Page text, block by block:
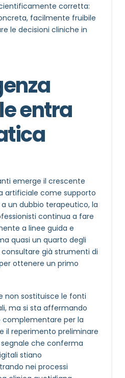
corretta:
facilmente fruibile
le decisioni cliniche in
entra
emerge il crescente
artificiale come supporto
un dubbio terapeutico, la
continua a fare
a linee guida e
quasi un quarto degli
già strumenti di
ottenere un primo
non sostituisce le fonti
ma si sta affermando
per la
il reperimento preliminare
che conferma
stiano
nei processi